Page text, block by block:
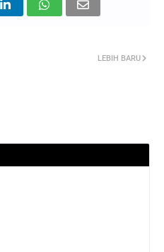
LEBIH BARU